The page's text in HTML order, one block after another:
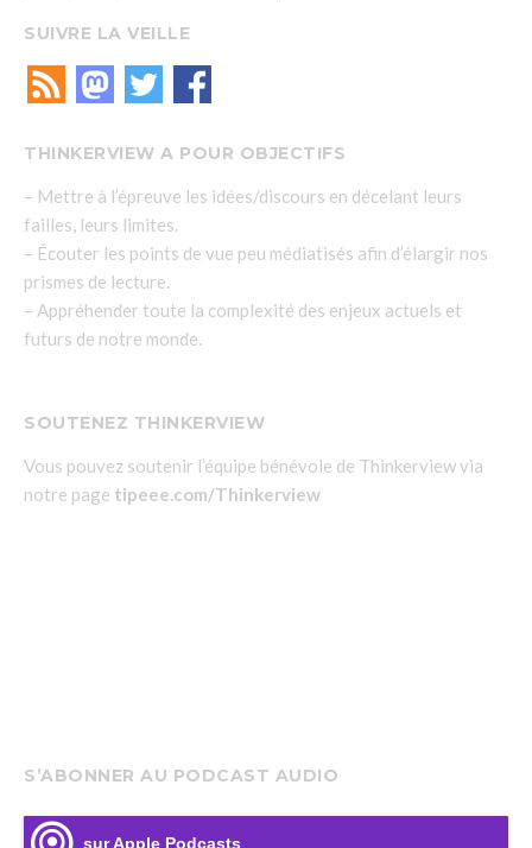
SUIVRE LA VEILLE
THINKERVIEW A POUR OBJECTIFS
– Mettre à l’épreuve les idées/discours en décelant leurs
failles, leurs limites.
– Écouter les points de vue peu médiatisés afin d’élargir nos
prismes de lecture.
– Appréhender toute la complexité des enjeux actuels et
futurs de notre monde.
SOUTENEZ THINKERVIEW
Vous pouvez soutenir l’équipe bénévole de Thinkerview via
notre page tipeee.com/Thinkerview
S’ABONNER AU PODCAST AUDIO
sur Apple Podcasts